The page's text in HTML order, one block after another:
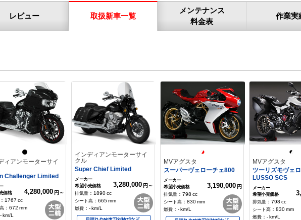
レビュー 取扱新車一覧
メンテナンス
料金表
作業実
ィアンモーターサイ
Challenger Limited
4,280,000 円～
： 1767 cc
： 672 mm
-km/L
インディアンモーターサイ
クル
Super Chief Limited
3,280,000 円～
： 1890cc
： 665mm
： -km/L
MVアグスタ
スーパーヴェローチェ800
3,190,000 円
： 798 cc
： 830mm
： -km/L
MVアグスタ
ツーリズモヴェ
LUSSO SCS
： 798 cc
： 830mm
： -km/L